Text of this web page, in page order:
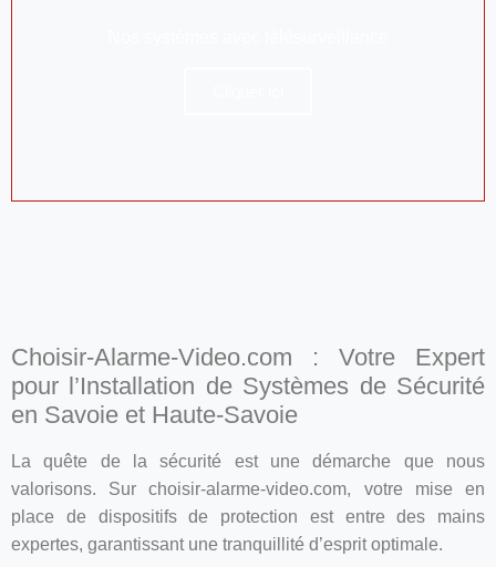
Choisir-Alarme-Video.com : Votre Expert
pour l’Installation de Systèmes de Sécurité
en Savoie et Haute-Savoie
La quête de la sécurité est une démarche que nous
valorisons. Sur choisir-alarme-video.com, votre mise en
place de dispositifs de protection est entre des mains
expertes, garantissant une tranquillité d’esprit optimale.